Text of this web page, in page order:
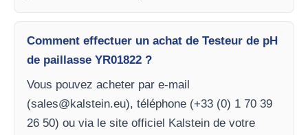
Comment effectuer un achat de Testeur de pH
de paillasse YR01822 ?
Vous pouvez acheter par e-mail
(sales@kalstein.eu), téléphone (+33 (0) 1 70 39
26 50) ou via le site officiel Kalstein de votre